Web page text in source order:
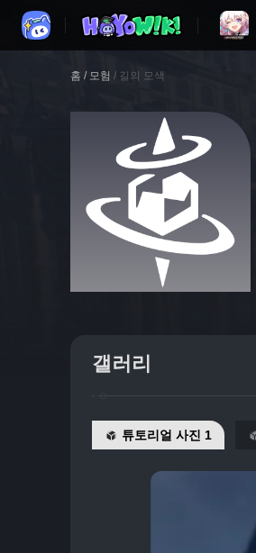
홈 / 모험 / 길의 모색
갤러리
튜토리얼 사진 1